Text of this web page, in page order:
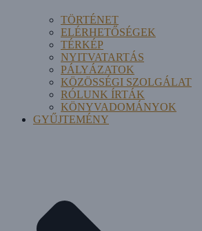
TÖRTÉNET
ELÉRHETŐSÉGEK
TÉRKÉP
NYITVATARTÁS
PÁLYÁZATOK
KÖZÖSSÉGI SZOLGÁLAT
RÓLUNK ÍRTÁK
KÖNYVADOMÁNYOK
GYŰJTEMÉNY